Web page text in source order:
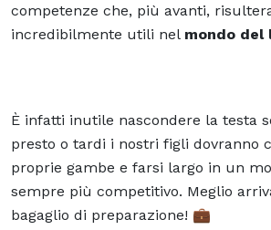
competenze che, più avanti,
incredibilmente utili nel mondo del
È infatti inutile nascondere la testa
presto o tardi i nostri figli dovranno
proprie gambe e farsi largo in un
sempre più competitivo. Meglio
bagaglio di preparazione! 💼